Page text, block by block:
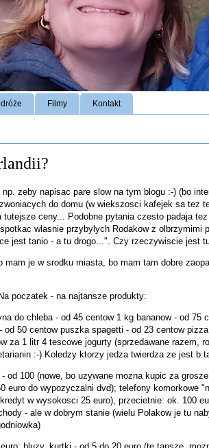
Filmy Kontakt
zeby napisac pare slow na tym blogu :-) (bo
do domu (w wiekszosci kafejek sa tez
tutejsze ceny... Podobne pytania czesto padaja
wlasnie przybylych Rodakow z olbrzymimi
jest tanio - a tu drogo...". Czy rzeczywiscie jest
je w srodku miasta, bo mam tam dobre
poczatek - na najtansze produkty:
do chleba - od 45 centow 1 kg bananow - od 75
50 centow puszka spagetti - od 23 centow
za 1 litr 4 tescowe jogurty (sprzedawane razem,
:-) Koledzy ktorzy jedza twierdza ze jest
od 100 (nowe, bo uzywane mozna kupic za
euro do wypozyczalni dvd); telefony komorkowe
w wysokosci 25 euro), przecietnie: ok. 100
- ale w dobrym stanie (wielu Polakow je tu